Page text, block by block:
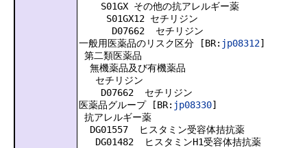
S01GX その他の抗アレルギー薬
S01GX12 セチリジン
D07662 セチリジン
一般用医薬品のリスク区分 [BR: jp08312]
第二類医薬品
無機薬品及び有機薬品
セチリジン
D07662 セチリジン
医薬品グループ [BR: jp08330]
抗アレルギー薬
DG01557 ヒスタミン受容体拮抗薬
DG01482 ヒスタミンH1受容体拮抗薬